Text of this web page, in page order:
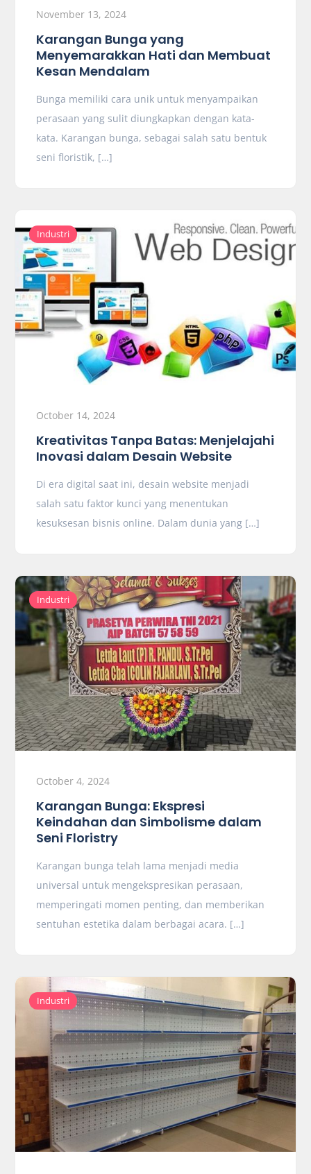
November 13, 2024
Karangan Bunga yang
Menyemarakkan Hati dan Membuat
Kesan Mendalam
Bunga memiliki cara unik untuk menyampaikan
perasaan yang sulit diungkapkan dengan kata-
kata. Karangan bunga, sebagai salah satu bentuk
seni floristik, […]
Industri
October 14, 2024
Kreativitas Tanpa Batas: Menjelajahi
Inovasi dalam Desain Website
Di era digital saat ini, desain website menjadi
salah satu faktor kunci yang menentukan
kesuksesan bisnis online. Dalam dunia yang […]
Industri
October 4, 2024
Karangan Bunga: Ekspresi
Keindahan dan Simbolisme dalam
Seni Floristry
Karangan bunga telah lama menjadi media
universal untuk mengekspresikan perasaan,
memperingati momen penting, dan memberikan
sentuhan estetika dalam berbagai acara. […]
Industri